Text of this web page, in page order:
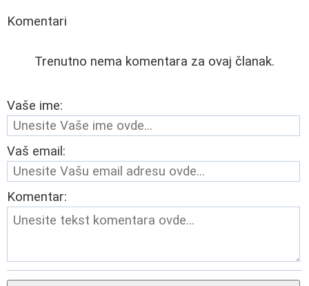
Komentari
Trenutno nema komentara za ovaj članak.
Vaše ime:
Vaš email:
Komentar: